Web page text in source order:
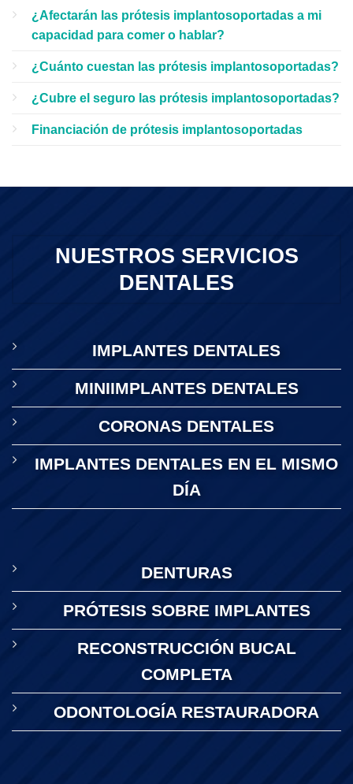
¿Afectarán las prótesis implantosoportadas a mi
capacidad para comer o hablar?
¿Cuánto cuestan las prótesis implantosoportadas?
¿Cubre el seguro las prótesis implantosoportadas?
Financiación de prótesis implantosoportadas
NUESTROS SERVICIOS
DENTALES
IMPLANTES DENTALES
MINIIMPLANTES DENTALES
CORONAS DENTALES
IMPLANTES DENTALES EN EL MISMO
DÍA
DENTURAS
PRÓTESIS SOBRE IMPLANTES
RECONSTRUCCIÓN BUCAL
COMPLETA
ODONTOLOGÍA RESTAURADORA